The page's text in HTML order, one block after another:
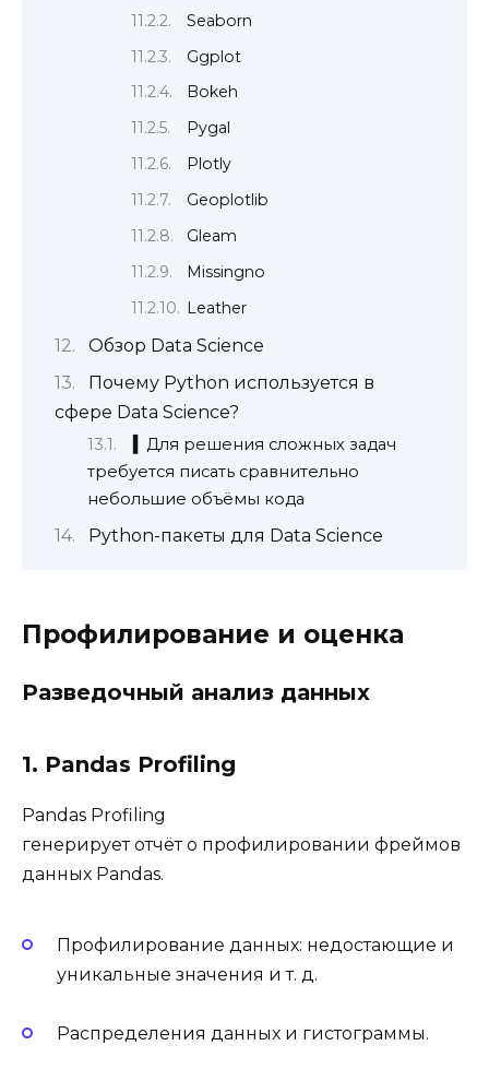
Seaborn
Ggplot
Bokeh
Pygal
Plotly
Geoplotlib
Gleam
Missingno
Leather
Обзор Data Science
Почему Python используется в
сфере Data Science?
▍Для решения сложных задач
требуется писать сравнительно
небольшие объёмы кода
Python-пакеты для Data Science
Профилирование и оценка
Разведочный анализ данных
1. Pandas Profiling
Pandas Profiling
генерирует отчёт о профилировании фреймов
данных Pandas.
Профилирование данных: недостающие и
уникальные значения и т. д.
Распределения данных и гистограммы.